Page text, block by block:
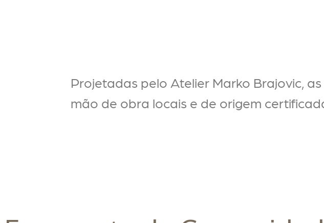
Projetadas pelo Atelier Marko Brajovic,
mão de obra locais e de origem